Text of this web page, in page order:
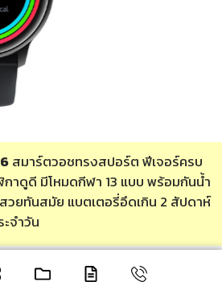
สมาร์ตวอชทรงสปอร์ต ฟีเจอร์ครบ
าดูดี มีโหมดกีฬา 13 แบบ พร้อมกันน้ำ
วยทันสมัย แบตเตอรี่อึดเกิน 2 สัปดาห์
จำวัน
IMILAB WATCH KW66